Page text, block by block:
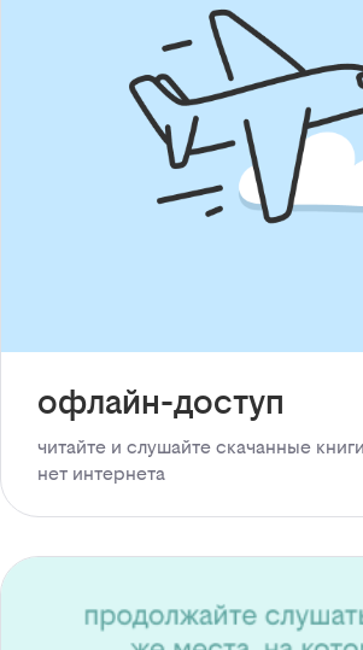
офлайн-доступ
читайте и слушайте скачанные
нет интернета